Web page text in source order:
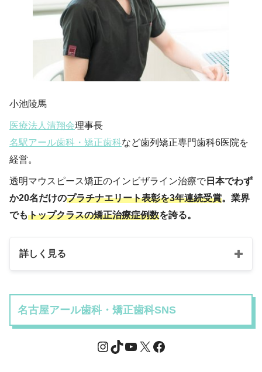
小池陵馬
医療法人清翔会理事長
名駅アール歯科・矯正歯科など歯列矯正専門歯科6医院を
経営。
透明マウスピース矯正のインビザライン治療で 日本でわず
か20名だけのプラチナエリート表彰を3年連続受賞。業界
でもトップクラスの矯正治療症例数を誇る。
詳しく見る
名古屋アール歯科・矯正歯科SNS